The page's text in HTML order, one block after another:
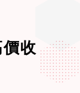
收